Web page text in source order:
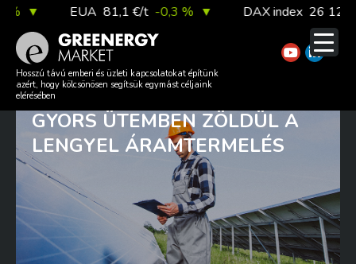
Skip
content
▼ EUA 81,1 €/t -0,3 % ▼ DAX index 26 126,30
Hosszú távú emberi és üzleti kapcsolatokat építünk
azért, hogy kölcsönösen segítsük egymást céljaink
elérésében
NAPERŐMŰ ÉPÜLT A
SZÉNBÁNYA HELYÉRE –
GYORS ÜTEMBEN ZÖLDÜL A
LENGYEL ÁRAMTERMELÉS